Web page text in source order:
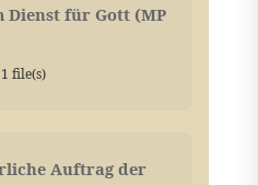
Dienst für Gott (MP
file(s)
Auftrag der